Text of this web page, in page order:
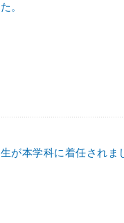
。
が本学科に着任されま